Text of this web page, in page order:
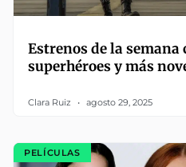
Estrenos de la semana
superhéroes y más
Clara Ruiz agosto 29, 2025
PELÍCULAS